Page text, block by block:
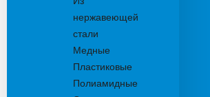
нержавеющей
стали
Медные
Пластиковые
Полиамидные